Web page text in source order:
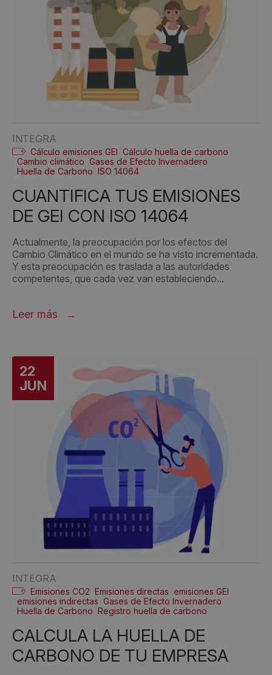
INTEGRA
Cálculo emisiones GEI Cálculo huella de carbono
Cambio climático Gases de Efecto Invernadero
Huella de Carbono ISO 14064
CUANTIFICA TUS EMISIONES
DE GEI CON ISO 14064
Actualmente, la preocupación por los efectos del
Cambio Climático en el mundo se ha visto incrementada.
Y esta preocupación es traslada a las autoridades
competentes, que cada vez van estableciendo...
Leer más
22
JUN
INTEGRA
Emisiones CO2 Emisiones directas emisiones GEI
emisiones indirectas Gases de Efecto Invernadero
Huella de Carbono Registro huella de carbono
CALCULA LA HUELLA DE
CARBONO DE TU EMPRESA